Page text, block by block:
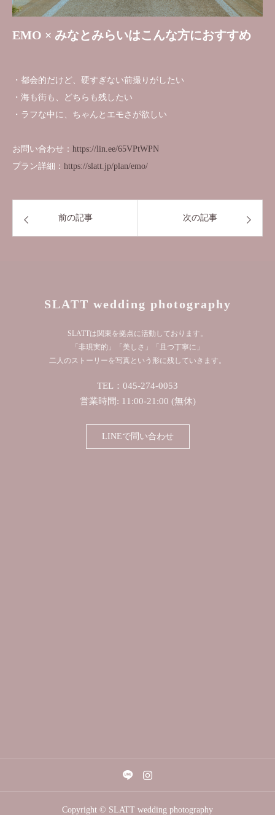
EMO × みなとみらいはこんな方におすすめ
・都会的だけど、硬すぎない前撮りがしたい
・海も街も、どちらも残したい
・ラフな中に、ちゃんとエモさが欲しい
お問い合わせ： https://lin.ee/65VPtWPN
プラン詳細： https://slatt.jp/plan/emo/
前の記事 次の記事
SLATT wedding photography
SLATTは関東を拠点に活動しております。
「非現実的」「美しさ」「且つ丁寧に」
二人のストーリーを写真という形に残していきます。
TEL：045-274-0053
営業時間: 11:00-21:00 (無休)
LINEで問い合わせ
Copyright © SLATT wedding photography